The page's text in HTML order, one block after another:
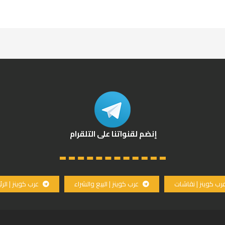
إنضم لقنواتنا على التلقرام
كوينز | نقاشات عرب كوينز | البيع والشراء عرب كوينز |